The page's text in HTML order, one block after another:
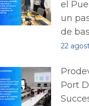
el
un
de
22
Port